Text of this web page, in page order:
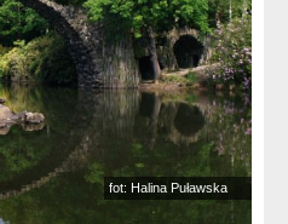
fot: Halina Puławska